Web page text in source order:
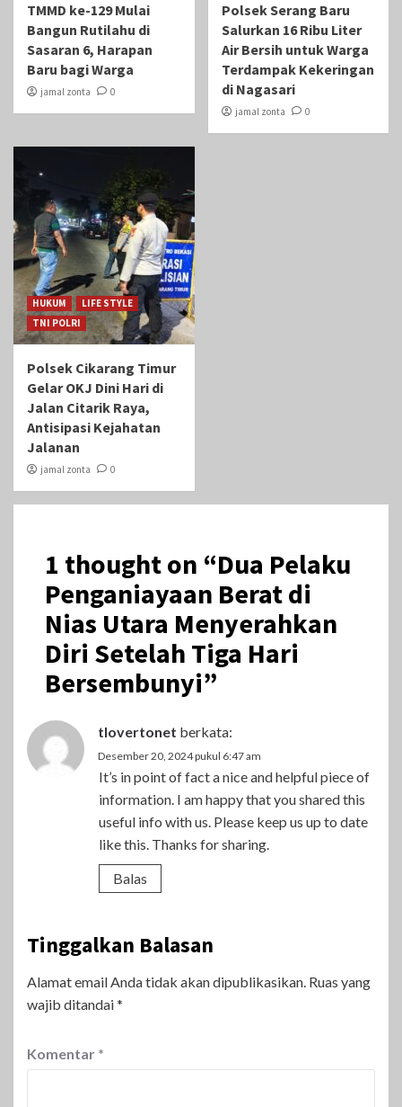
TMMD ke-129 Mulai
Bangun Rutilahu di
Sasaran 6, Harapan
Baru bagi Warga
jamal zonta 0
Polsek Serang Baru
Salurkan 16 Ribu Liter
Air Bersih untuk Warga
Terdampak Kekeringan
di Nagasari
jamal zonta 0
HUKUM
LIFE STYLE
TNI POLRI
Polsek Cikarang Timur
Gelar OKJ Dini Hari di
Jalan Citarik Raya,
Antisipasi Kejahatan
Jalanan
jamal zonta 0
1 thought on “Dua Pelaku
Penganiayaan Berat di
Nias Utara Menyerahkan
Diri Setelah Tiga Hari
Bersembunyi”
tlovertonet berkata:
Desember 20, 2024 pukul 6:47 am
It’s in point of fact a nice and helpful piece of
information. I am happy that you shared this
useful info with us. Please keep us up to date
like this. Thanks for sharing.
Balas
Tinggalkan Balasan
Alamat email Anda tidak akan dipublikasikan. Ruas yang
wajib ditandai*
Komentar *